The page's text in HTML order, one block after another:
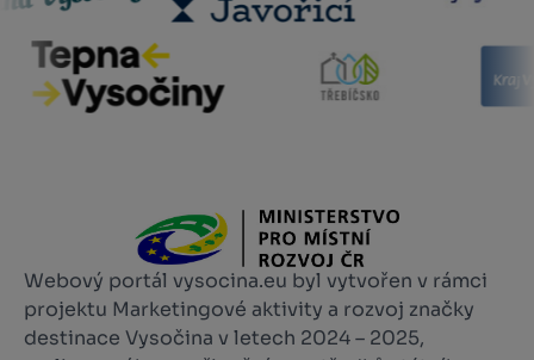
Webový portál vysocina.eu byl vytvořen v rámci
projektu Marketingové aktivity a rozvoj značky
destinace Vysočina v letech 2024 – 2025,